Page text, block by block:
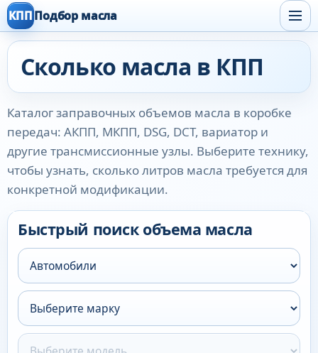
КПППодбор масла
Сколько масла в КПП
Каталог заправочных объемов масла в коробке
передач: АКПП, МКПП, DSG, DCT, вариатор и
другие трансмиссионные узлы. Выберите технику,
чтобы узнать, сколько литров масла требуется для
конкретной модификации.
Быстрый поиск объема масла